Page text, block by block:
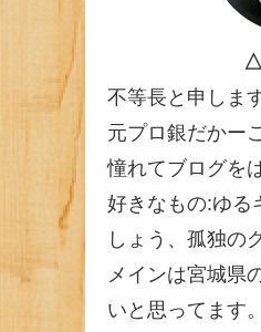
不等長と申します
元プロ銀だかー
憧れてブログを
好きなもの:ゆる
しょう、孤独の
メインは宮城県
いと思ってます。